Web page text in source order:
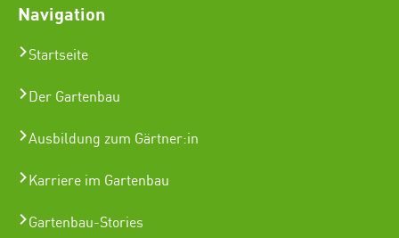
Navigation
Startseite
Der Gartenbau
Ausbildung zum Gärtner:in
Karriere im Gartenbau
Gartenbau-Stories